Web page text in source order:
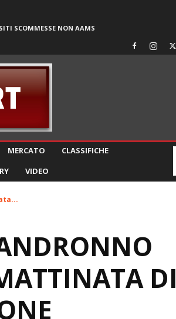
SITI SCOMMESSE NON AAMS
MERCATO
CLASSIFICHE
VIDEO
DI